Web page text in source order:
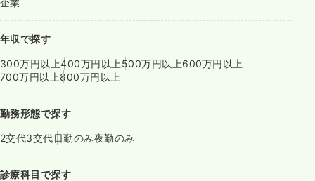
企業
年収で探す
300万円以上400万円以上500万円以上600万円以上
700万円以上800万円以上
勤務形態で探す
2交代3交代日勤のみ夜勤のみ
診療科目で探す